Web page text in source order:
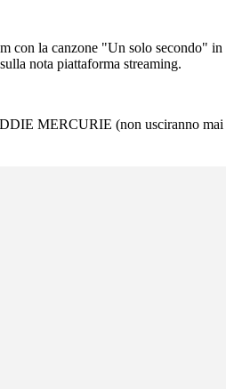
con la canzone "Un solo secondo"
nota piattaforma streaming.
MERCURIE (non usciranno mai )